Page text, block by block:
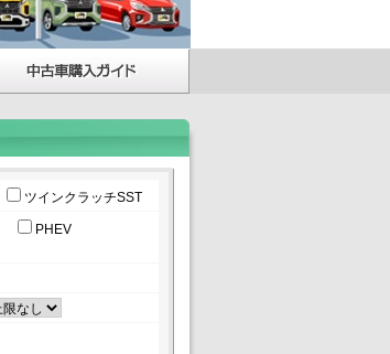
ツインクラッチSST
PHEV